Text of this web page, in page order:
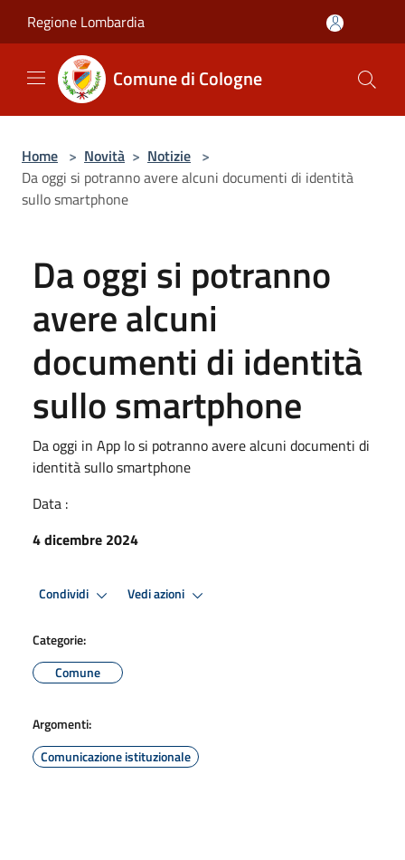
Regione Lombardia
Comune di Cologne
Home > Novità > Notizie >
Da oggi si potranno avere alcuni documenti di identità
sullo smartphone
Da oggi si potranno
avere alcuni
documenti di identità
sullo smartphone
Da oggi in App Io si potranno avere alcuni documenti di
identità sullo smartphone
Data :
4 dicembre 2024
Condividi Vedi azioni
Categorie:
Comune
Argomenti:
Comunicazione istituzionale